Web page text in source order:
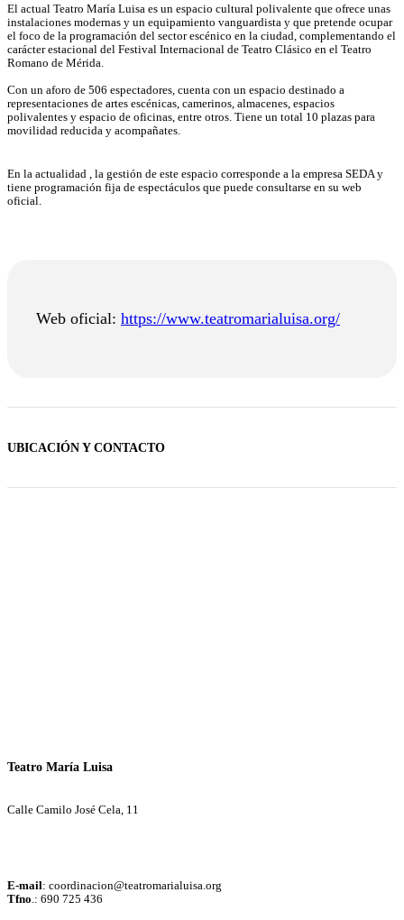
El actual Teatro María Luisa es un espacio cultural polivalente que ofrece unas
instalaciones modernas y un equipamiento vanguardista y que pretende ocupar
el foco de la programación del sector escénico en la ciudad, complementando el
carácter estacional del Festival Internacional de Teatro Clásico en el Teatro
Romano de Mérida.
Con un aforo de 506 espectadores, cuenta con un espacio destinado a
representaciones de artes escénicas, camerinos, almacenes, espacios
polivalentes y espacio de oficinas, entre otros. Tiene un total 10 plazas para
movilidad reducida y acompañates.
En la actualidad , la gestión de este espacio corresponde a la empresa SEDA y
tiene programación fija de espectáculos que puede consultarse en su web
oficial.
Web oficial: https://www.teatromarialuisa.org/
UBICACIÓN Y CONTACTO
Teatro María Luisa
Calle Camilo José Cela, 11
E-mail: coordinacion@teatromarialuisa.org
Tfno.: 690 725 436